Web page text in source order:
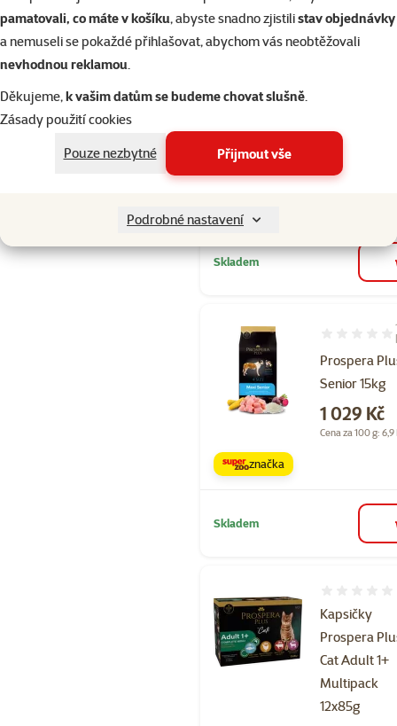
pamatovali, co máte v košíku, abyste snadno zjistilistav objednávky
a nemuseli se pokaždé přihlašovat, abychom vás neobtěžovali
nevhodnou reklamou.
Děkujeme,k vašim datům se budeme chovat slušně.
Zásady použití cookies
Pouze nezbytné
Přijmout vše
Podrobné nastavení
Cena za 100 g: 9,4
Skladem
Prospera
Senior 15kg
Hodnocení
Cena
1 029 Kč
Cena za 100 g: 6,9
značka
Skladem
Kapsičky
Prospera
Cat Adult 1+
Multipack
12x85g